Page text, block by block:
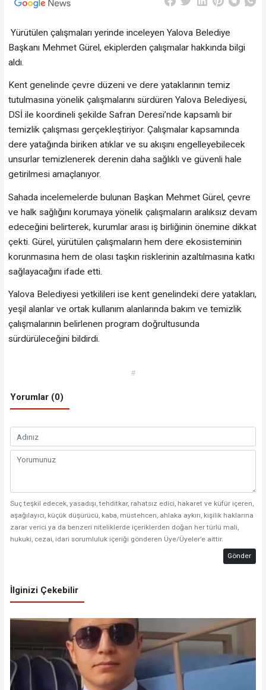
Yürütülen çalışmaları yerinde inceleyen Yalova Belediye
Başkanı Mehmet Gürel, ekiplerden çalışmalar hakkında bilgi
aldı.
Kent genelinde çevre düzeni ve dere yataklarının temiz
tutulmasına yönelik çalışmalarını sürdüren Yalova Belediyesi,
DSİ ile koordineli şekilde Safran Deresi’nde kapsamlı bir
temizlik çalışması gerçekleştiriyor. Çalışmalar kapsamında
dere yatağında biriken atıklar ve su akışını engelleyebilecek
unsurlar temizlenerek derenin daha sağlıklı ve güvenli hale
getirilmesi amaçlanıyor.
Sahada incelemelerde bulunan Başkan Mehmet Gürel, çevre
ve halk sağlığını korumaya yönelik çalışmaların aralıksız devam
edeceğini belirterek, kurumlar arası iş birliğinin önemine dikkat
çekti. Gürel, yürütülen çalışmaların hem dere ekosisteminin
korunmasına hem de olası taşkın risklerinin azaltılmasına katkı
sağlayacağını ifade etti.
Yalova Belediyesi yetkilileri ise kent genelindeki dere yatakları,
yeşil alanlar ve ortak kullanım alanlarında bakım ve temizlik
çalışmalarının belirlenen program doğrultusunda
sürdürüleceğini bildirdi.
#
Yorumlar (0)
Suç teşkil edecek, yasadışı, tehditkar, rahatsız edici, hakaret ve küfür içeren,
aşağılayıcı, küçük düşürücü, kaba, müstehcen, ahlaka aykırı, kişilik haklarına
zarar verici ya da benzeri niteliklerde içeriklerden doğan her türlü mali,
hukuki, cezai, idari sorumluluk içeriği gönderen Üye/Üyeler’e aittir.
Gönder
İlginizi Çekebilir